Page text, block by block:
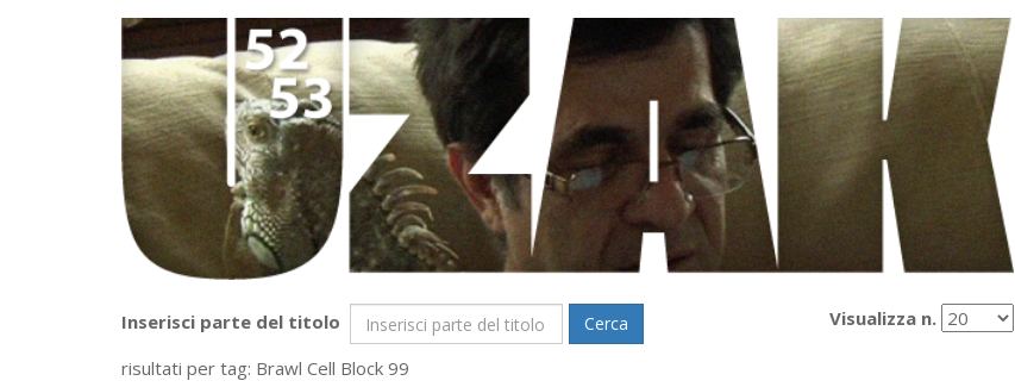
Inserisci parte del titolo Cerca Visualizza n.
risultati per tag: Brawl Cell Block 99